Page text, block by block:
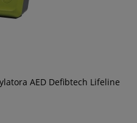
AED Defibtech Lifeline